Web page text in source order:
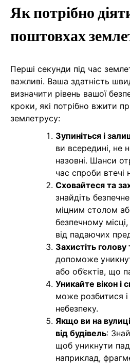
Як потрібно
поштовхах
Перші секунди під час
важливі. Ваша здатність
визначити рівень вашої
кроки, які потрібно вжити
землетрусу:
Зупиніться і
ви всередині, не
назовні. Шанси
час спроби втечі
Сховайтеся та
знайдіть
міцним столом
безпечному
від падаючих
Захистіть
допоможе
або об’єктів, що
Уникайте вікон і
може розбитися
небезпеку.
Якщо ви на
від будівель:
щоб уникнути
наприклад,